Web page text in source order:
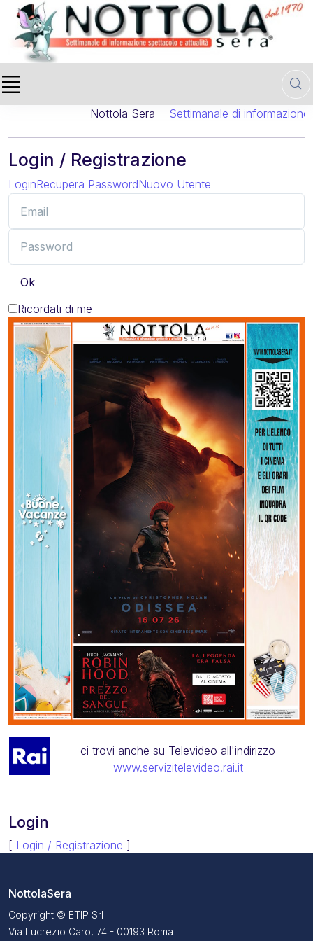
Nottola Sera Settimanale di informazione
Login / Registrazione
LoginRecupera PasswordNuovo Utente
Ok
Ricordati di me
ci trovi anche su Televideo all'indirizzo
www.servizitelevideo.rai.it
Login
[ Login / Registrazione ]
NottolaSera
Copyright © ETIP Srl
Via Lucrezio Caro, 74 - 00193 Roma